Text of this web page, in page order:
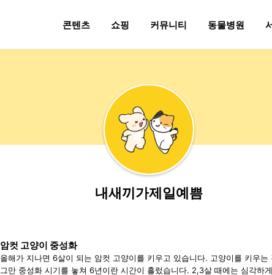
콘텐츠 쇼핑 커뮤니티 동물병원
내새끼가제일예쁨
암컷 고양이 중성화
올해가 지나면 6살이 되는 암컷 고양이를 키우고 있습니다. 고양이를 키우
그만 중성화 시기를 놓쳐 6년이란 시간이 흘렀습니다. 2,3살 때에는 심각하